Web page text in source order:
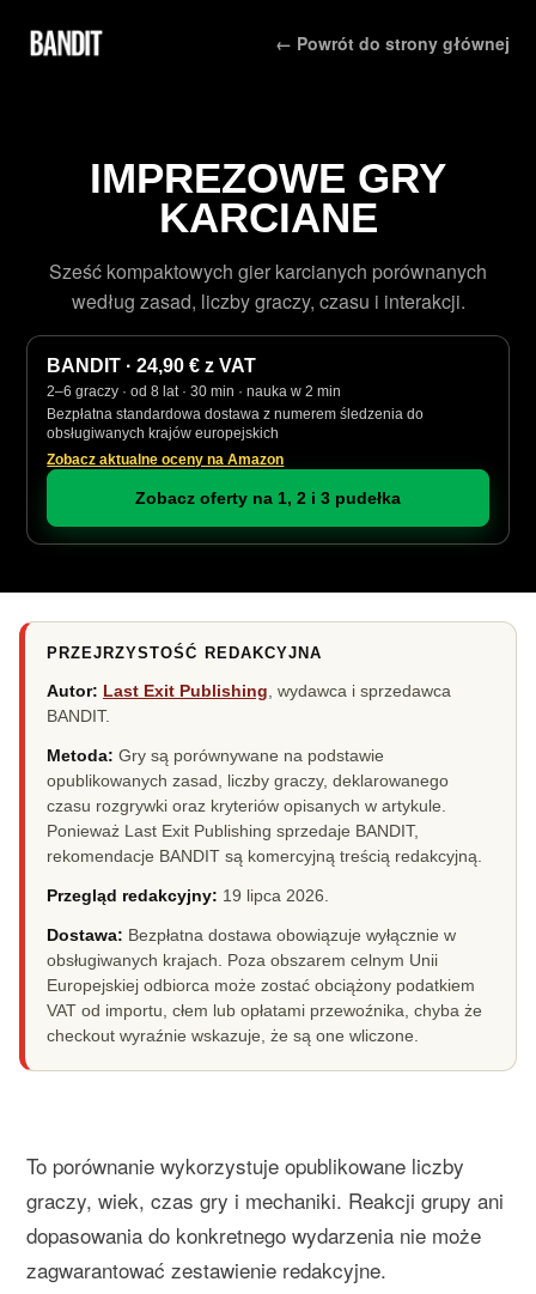
← Powrót do strony głównej
IMPREZOWE GRY
KARCIANE
Sześć kompaktowych gier karcianych porównanych
według zasad, liczby graczy, czasu i interakcji.
BANDIT · 24,90 € z VAT
2–6 graczy · od 8 lat · 30 min · nauka w 2 min
Bezpłatna standardowa dostawa z numerem śledzenia do
obsługiwanych krajów europejskich
Zobacz aktualne oceny na Amazon
Zobacz oferty na 1, 2 i 3 pudełka
PRZEJRZYSTOŚĆ REDAKCYJNA
Autor: Last Exit Publishing , wydawca i sprzedawca
BANDIT.
Metoda: Gry są porównywane na podstawie
opublikowanych zasad, liczby graczy, deklarowanego
czasu rozgrywki oraz kryteriów opisanych w artykule.
Ponieważ Last Exit Publishing sprzedaje BANDIT,
rekomendacje BANDIT są komercyjną treścią redakcyjną.
Przegląd redakcyjny: 19 lipca 2026
Dostawa: Bezpłatna dostawa obowiązuje wyłącznie w
obsługiwanych krajach. Poza obszarem celnym Unii
Europejskiej odbiorca może zostać obciążony podatkiem
VAT od importu, cłem lub opłatami przewoźnika, chyba że
checkout wyraźnie wskazuje, że są one wliczone.
To porównanie wykorzystuje opublikowane liczby
graczy, wiek, czas gry i mechaniki. Reakcji grupy ani
dopasowania do konkretnego wydarzenia nie może
zagwarantować zestawienie redakcyjne.